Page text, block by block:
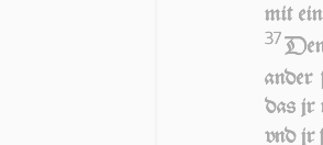
mit
37
ander
das jr
vnd jr